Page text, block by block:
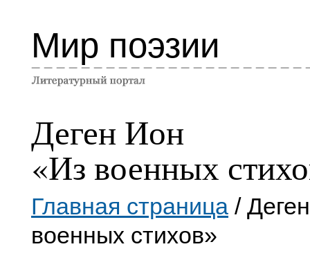
Мир поэзии
Деген Ион
«Из военных
Главная страница /
военных стихов»